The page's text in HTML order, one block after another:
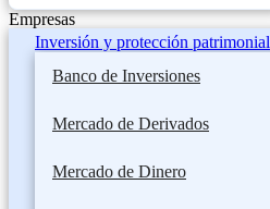
Empresas
Inversión y protección patrimonial
Banco de Inversiones
Mercado de Derivados
Mercado de Dinero